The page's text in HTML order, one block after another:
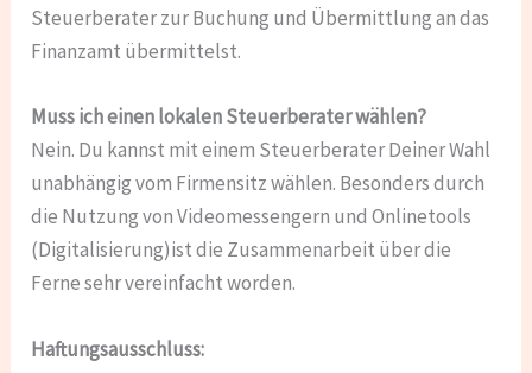
Steuerberater zur Buchung und Übermittlung an das
Finanzamt übermittelst.
Muss ich einen lokalen Steuerberater wählen?
Nein. Du kannst mit einem Steuerberater Deiner Wahl
unabhängig vom Firmensitz wählen. Besonders durch
die Nutzung von Videomessengern und Onlinetools
(Digitalisierung)ist die Zusammenarbeit über die
Ferne sehr vereinfacht worden.
Haftungsausschluss: